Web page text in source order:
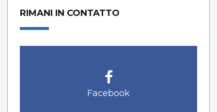
RIMANI IN CONTATTO
Facebook